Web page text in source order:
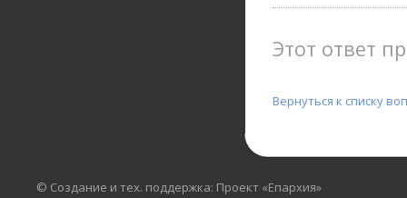
Этот ответ
Вернуться к списку
© Создание и тех. поддержка: Проект «Епархия»